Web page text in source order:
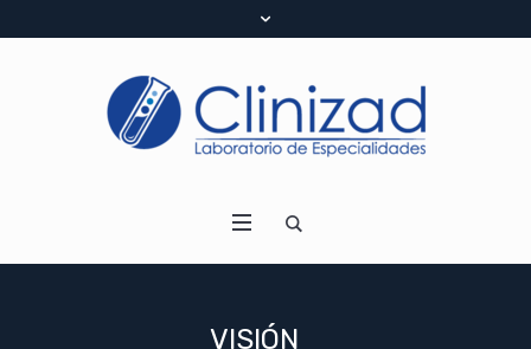
VISIÓN